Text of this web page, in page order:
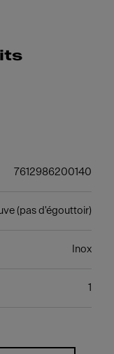
7612986200140
(pas d'égouttoir)
Inox
1